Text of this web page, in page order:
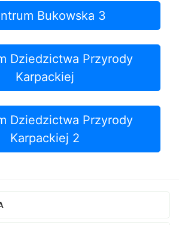
Bukowska 3
Dziedzictwa Przyrody
Karpackiej
Dziedzictwa Przyrody
Karpackiej 2